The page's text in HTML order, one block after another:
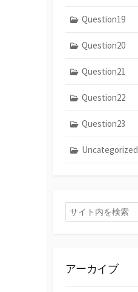
Question19
Question20
Question21
Question22
Question23
Uncategorized
検
索
アーカイブ